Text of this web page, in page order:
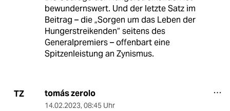
bewundernswert. Und der letzte Satz im
Beitrag – die „Sorgen um das Leben der
Hungerstreikenden“ seitens des
Generalpremiers – offenbart eine
Spitzenleistung an Zynismus.
TZ tomás zerolo
14.02.2023, 08:45 Uhr